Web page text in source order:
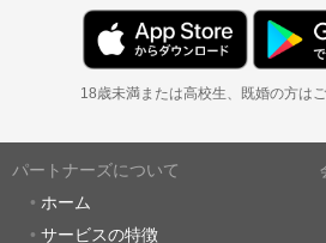
18歳未満または高校生、既婚の方は
パートナーズについて
ホーム
サービスの特徴